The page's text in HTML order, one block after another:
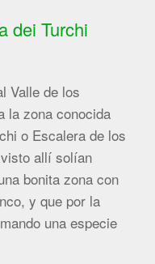
dei Turchi
Valle de los
la zona conocida
o Escalera de los
allí solían
bonita zona con
y que por la
una especie